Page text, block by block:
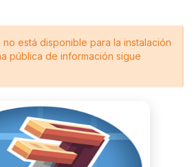
está disponible para la instalación
pública de información sigue